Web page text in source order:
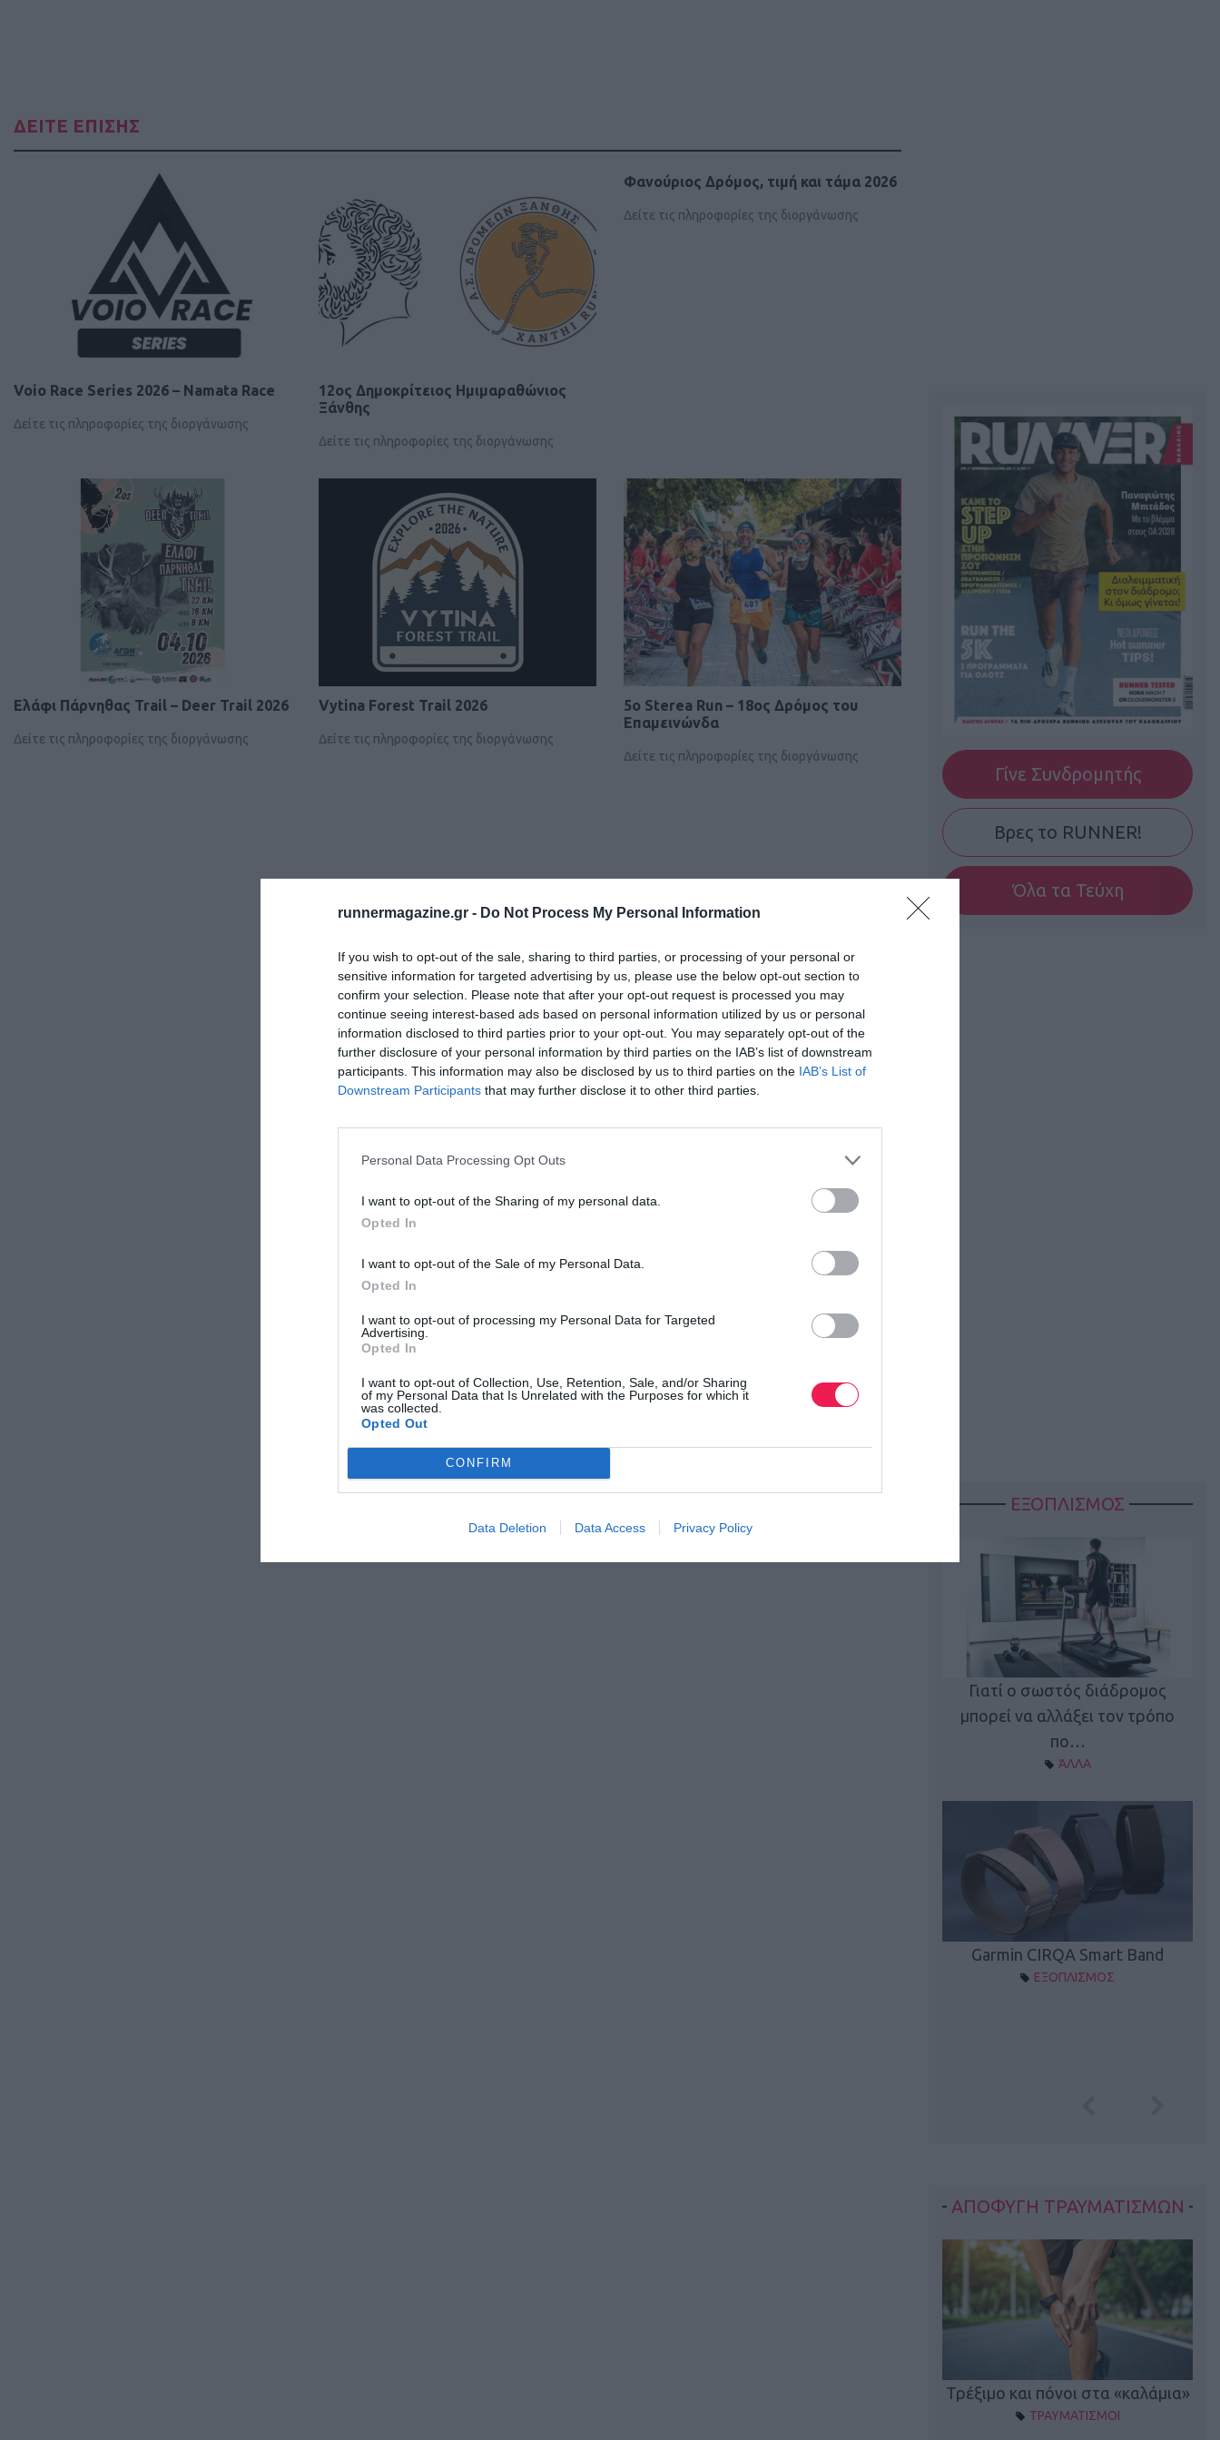
runnermagazine.gr - Do Not Process My Personal Information
If you wish to opt-out of the sale, sharing to third parties, or processing of your personal or
sensitive information for targeted advertising by us, please use the below opt-out section to
confirm your selection. Please note that after your opt-out request is processed you may
continue seeing interest-based ads based on personal information utilized by us or personal
information disclosed to third parties prior to your opt-out. You may separately opt-out of the
further disclosure of your personal information by third parties on the IAB’s list of downstream
participants. This information may also be disclosed by us to third parties on the IAB’s List of
Downstream Participants that may further disclose it to other third parties.
Personal Data Processing Opt Outs
I want to opt-out of the Sharing of my personal data.
Opted In
I want to opt-out of the Sale of my Personal Data.
Opted In
I want to opt-out of processing my Personal Data for Targeted
Advertising.
Opted In
I want to opt-out of Collection, Use, Retention, Sale, and/or Sharing
of my Personal Data that Is Unrelated with the Purposes for which it
was collected.
Opted Out
CONFIRM
Data Deletion Data Access Privacy Policy
ΔΕΙΤΕ ΕΠΙΣΗΣ
Voio Race Series 2026 – Namata Race
Δείτε τις πληροφορίες της διοργάνωσης
12ος Δημοκρίτειος Ημιμαραθώνιος
Ξάνθης
Δείτε τις πληροφορίες της διοργάνωσης
Φανούριος Δρόμος, τιμή και τάμα 2026
Δείτε τις πληροφορίες της διοργάνωσης
Ελάφι Πάρνηθας Trail – Deer Trail 2026
Δείτε τις πληροφορίες της διοργάνωσης
Vytina Forest Trail 2026
Δείτε τις πληροφορίες της διοργάνωσης
5o Sterea Run – 18ος Δρόμος του
Επαμεινώνδα
Δείτε τις πληροφορίες της διοργάνωσης
Γίνε Συνδρομητής
Βρες το RUNNER!
Όλα τα Τεύχη
ΕΞΟΠΛΙΣΜΟΣ
Γιατί ο σωστός διάδρομος
μπορεί να αλλάξει τον τρόπο
πο…
ΆΛΛΑ
Garmin CIRQA Smart Band
ΕΞΟΠΛΙΣΜΟΣ
ΑΠΟΦΥΓΗ ΤΡΑΥΜΑΤΙΣΜΩΝ
Τρέξιμο και πόνοι στα «καλάμια»
ΤΡΑΥΜΑΤΙΣΜΟΙ